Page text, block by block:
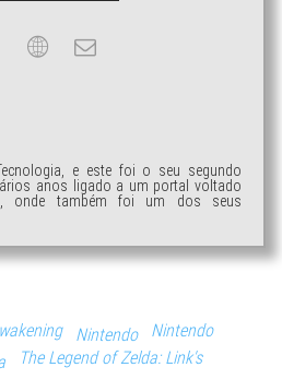
e este foi o seu segundo
anos ligado a um portal voltado
onde também foi um dos seus
Nintendo
Nintendo
The Legend of Zelda: Link's